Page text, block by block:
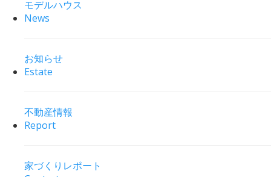
モデルハウス
News
お知らせ
Estate
不動産情報
Report
家づくりレポート